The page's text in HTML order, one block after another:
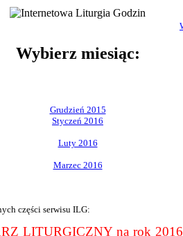
Wybierz miesiąc:
Grudzień 2015
Styczeń 2016
Luty 2016
Marzec 2016
części serwisu ILG:
LITURGICZNY na rok